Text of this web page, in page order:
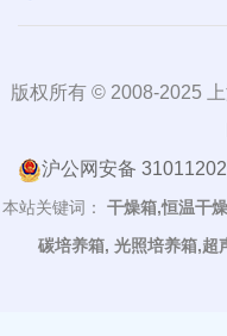
版权所有 © 2008-2025
沪公网安备
本站关键词：
干燥箱,恒温干
碳培养箱, 光照培养箱,超